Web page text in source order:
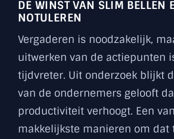
DE WINST VAN SLIM BELLEN
NOTULEREN
Vergaderen is noodzakelijk,
uitwerken van de actiepunten
tijdvreter. Uit onderzoek blijkt
van de ondernemers gelooft
productiviteit verhoogt. Een
makkelijkste manieren om dat